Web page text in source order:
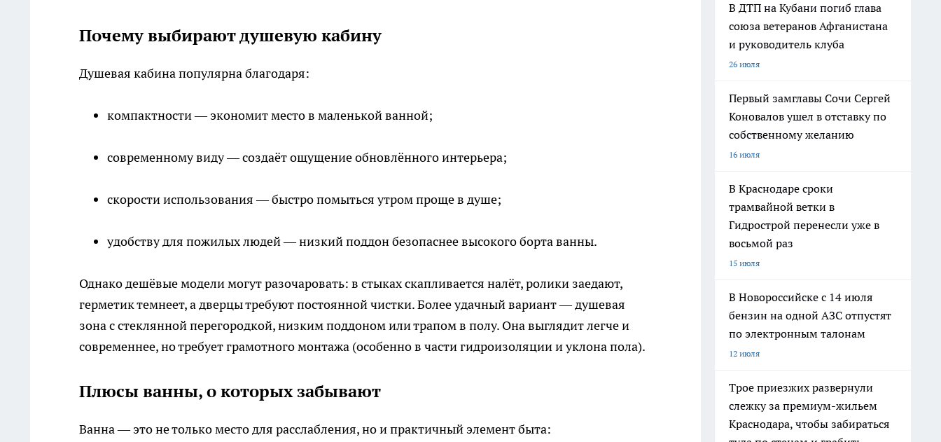
Почему выбирают душевую кабину
Душевая кабина популярна благодаря:
компактности — экономит место в маленькой ванной;
современному виду — создаёт ощущение обновлённого интерьера;
скорости использования — быстро помыться утром проще в душе;
удобству для пожилых людей — низкий поддон безопаснее высокого борта ванны.
Однако дешёвые модели могут разочаровать: в стыках скапливается налёт, ролики заедают,
герметик темнеет, а дверцы требуют постоянной чистки. Более удачный вариант — душевая
зона с стеклянной перегородкой, низким поддоном или трапом в полу. Она выглядит легче и
современнее, но требует грамотного монтажа (особенно в части гидроизоляции и уклона пола).
Плюсы ванны, о которых забывают
Ванна — это не только место для расслабления, но и практичный элемент быта:
В ДТП на Кубани погиб глава
союза ветеранов Афганистана
и руководитель клуба
26 июля
Первый замглавы Сочи Сергей
Коновалов ушел в отставку по
собственному желанию
16 июля
В Краснодаре сроки
трамвайной ветки в
Гидрострой перенесли уже в
восьмой раз
15 июля
В Новороссийске с 14 июля
бензин на одной АЗС отпустят
по электронным талонам
12 июля
Трое приезжих развернули
слежку за премиум-жильем
Краснодара, чтобы забираться